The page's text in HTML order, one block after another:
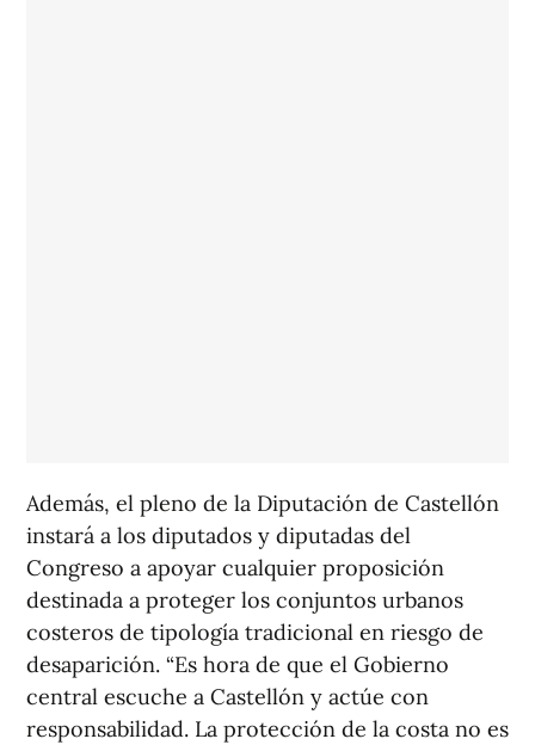
Además, el pleno de la Diputación de Castellón
instará a los diputados y diputadas del
Congreso a apoyar cualquier proposición
destinada a proteger los conjuntos urbanos
costeros de tipología tradicional en riesgo de
desaparición. “Es hora de que el Gobierno
central escuche a Castellón y actúe con
responsabilidad. La protección de la costa no es